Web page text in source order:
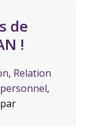
de
!
, Relation
,